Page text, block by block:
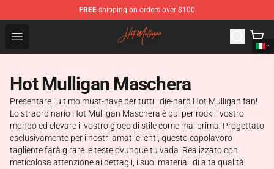
FREE shipping on orders over $100
Open menu
Hot Mulligan Shop - Official Hot Mulligan Merchandise
Hot Mulligan Maschera
Presentare l'ultimo must-have per tutti i die-hard Hot Mulligan fan!
Lo straordinario Hot Mulligan Maschera è qui per rock il vostro
mondo ed elevare il vostro gioco di stile come mai prima. Progettato
esclusivamente per i nostri amati clienti, questo capolavoro
tagliente farà girare le teste ovunque tu vada. Realizzato con
meticolosa attenzione ai dettagli, i suoi materiali di alta qualità